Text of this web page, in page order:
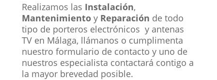
Realizamos las Instalación,
Mantenimientoy Reparación de todo
tipo de porteros electrónicos y antenas
TV en Málaga, llámanos o cumplimenta
nuestro formulario de contacto y uno de
nuestros especialista contactará contigo a
la mayor brevedad posible.